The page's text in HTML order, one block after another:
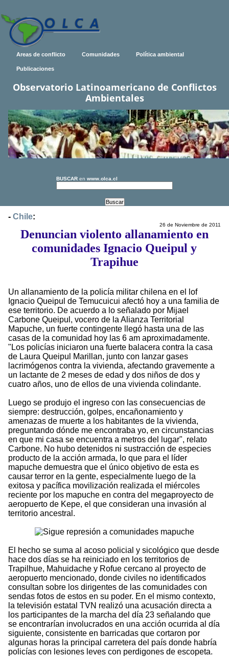
Areas de conflicto Comunidades Política ambiental
Publicaciones
Observatorio Latinoamericano de Conflictos
Ambientales
BUSCAR en www.olca.cl
- Chile:
26 de Noviembre de 2011
Denuncian violento allanamiento en
comunidades Ignacio Queipul y
Trapihue
Un allanamiento de la policía militar chilena en el lof
Ignacio Queipul de Temucuicui afectó hoy a una familia de
ese territorio. De acuerdo a lo señalado por Mijael
Carbone Queipul, vocero de la Alianza Territorial
Mapuche, un fuerte contingente llegó hasta una de las
casas de la comunidad hoy las 6 am aproximadamente.
"Los policías iniciaron una fuerte balacera contra la casa
de Laura Queipul Marillan, junto con lanzar gases
lacrimógenos contra la vivienda, afectando gravemente a
un lactante de 2 meses de edad y dos niños de dos y
cuatro años, uno de ellos de una vivienda colindante.
Luego se produjo el ingreso con las consecuencias de
siempre: destrucción, golpes, encañonamiento y
amenazas de muerte a los habitantes de la vivienda,
preguntando dónde me encontraba yo, en circunstancias
en que mi casa se encuentra a metros del lugar", relato
Carbone. No hubo detenidos ni sustracción de especies
producto de la acción armada, lo que para el líder
mapuche demuestra que el único objetivo de esta es
causar terror en la gente, especialmente luego de la
exitosa y pacífica movilización realizada el miércoles
reciente por los mapuche en contra del megaproyecto de
aeropuerto de Kepe, el que consideran una invasión al
territorio ancestral.
El hecho se suma al acoso policial y sicológico que desde
hace dos días se ha reiniciado en los territorios de
Trapilhue, Mahuidache y Rofue cercano al proyecto de
aeropuerto mencionado, donde civiles no identificados
consultan sobre los dirigentes de las comunidades con
sendas fotos de estos en su poder. En el mismo contexto,
la televisión estatal TVN realizó una acusación directa a
los participantes de la marcha del día 23 señalando que
se encontrarían involucrados en una acción ocurrida al día
siguiente, consistente en barricadas que cortaron por
algunas horas la principal carretera del país donde habría
policías con lesiones leves con perdigones de escopeta.